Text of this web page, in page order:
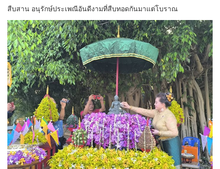
สืบสาน อนุรักษ์ประเพณีอันดีงามที่สืบทอดกันมาแต่โบราณ